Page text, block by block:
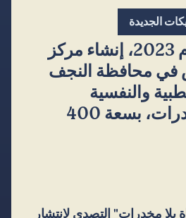
بحلول نهاية عام 2023، إنشاء مركز
محافظة النجف
والنفسية
لمتعاطي المخدرات، بسعة 400
مخدرات" التصدي لانتشار
الجديدة